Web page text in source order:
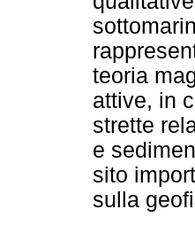
teoria
attive, in
strette
e
sito
sulla